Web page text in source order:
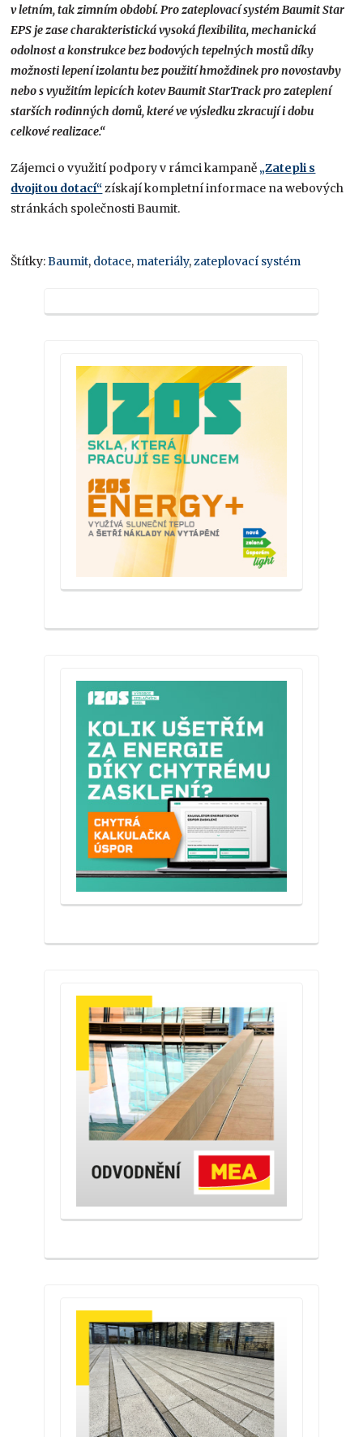
v letním, tak zimním období. Pro zateplovací systém Baumit Star
EPS je zase charakteristická vysoká flexibilita, mechanická
odolnost a konstrukce bez bodových tepelných mostů díky
možnosti lepení izolantu bez použití hmoždinek pro novostavby
nebo s využitím lepicích kotev Baumit StarTrack pro zateplení
starších rodinných domů, které ve výsledku zkracují i dobu
celkové realizace.“
Zájemci o využití podpory v rámci kampaně „Zatepli s
dvojitou dotací“získají kompletní informace na webových
stránkách společnosti Baumit.
Štítky:Baumit, dotace, materiály,zateplovací systém